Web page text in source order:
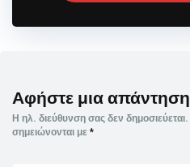
Αφήστε μια απάντηση
Η ηλ. διεύθυνση σας δεν δημοσιεύεται.
σημειώνονται με *